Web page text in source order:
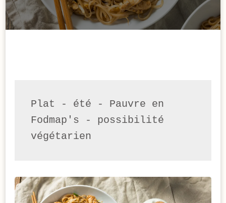
Plat - été - Pauvre en
Fodmap's - possibilité
végétarien